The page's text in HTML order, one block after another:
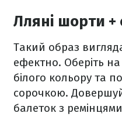
Лляні шорти +
Такий образ
ефектно. Оберіть
білого кольору та
сорочкою.
балеток з